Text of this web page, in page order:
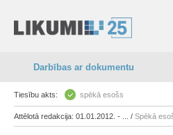
Darbības ar dokumentu
Tiesību akts: spēkā esošs
Attēlotā redakcija: 01.01.2012. - ... / Spēkā